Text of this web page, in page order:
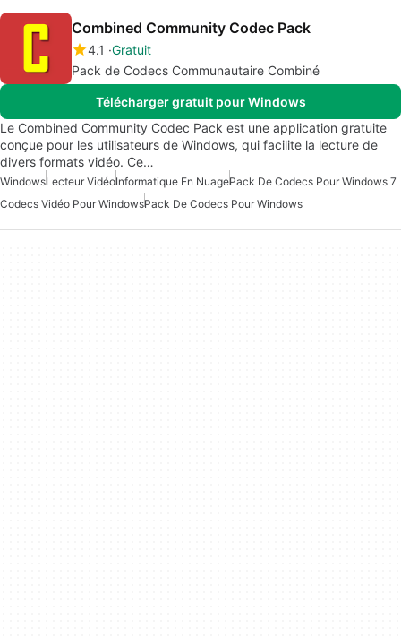
Combined Community Codec Pack
4.1 Gratuit
Pack de Codecs Communautaire Combiné
Télécharger gratuit pour Windows
Le Combined Community Codec Pack est une application gratuite
conçue pour les utilisateurs de Windows, qui facilite la lecture de
divers formats vidéo. Ce…
WindowsLecteur VidéoInformatique En NuagePack De Codecs Pour Windows 7
Codecs Vidéo Pour WindowsPack De Codecs Pour Windows